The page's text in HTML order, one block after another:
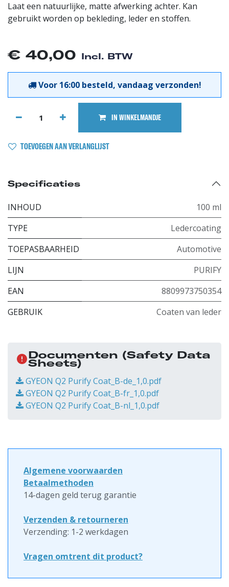
Laat een natuurlijke, matte afwerking achter. Kan
gebruikt worden op bekleding, leder en stoffen.
€ 40,00 Incl. BTW
Voor 16:00 besteld, vandaag verzonden!
IN WINKELMANDJE
TOEVOEGEN AAN VERLANGLIJST
Specificaties
INHOUD
100 ml
TYPE
Ledercoating
TOEPASBAARHEID
Automotive
LIJN
PURIFY
EAN
8809973750354
GEBRUIK
Coaten van leder
Documenten (Safety Data
Sheets)
GYEON Q2 Purify Coat_B-de_1,0.pdf
GYEON Q2 Purify Coat_B-fr_1,0.pdf
GYEON Q2 Purify Coat_B-nl_1,0.pdf
Algemene voorwaarden
Betaalmethoden
14-dagen geld terug garantie
Verzenden & retourneren
Verzending: 1-2 werkdagen
Vragen omtrent dit product?